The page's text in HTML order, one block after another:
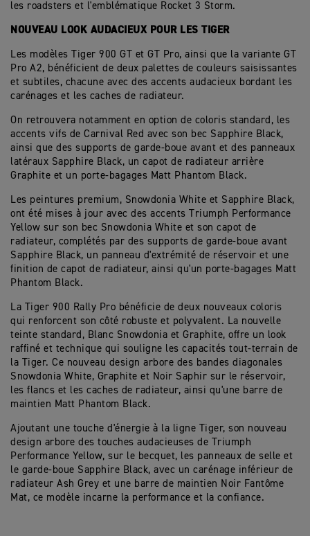
les roadsters et l'emblématique Rocket 3 Storm.
NOUVEAU LOOK AUDACIEUX POUR LES TIGER
Les modèles Tiger 900 GT et GT Pro, ainsi que la variante GT
Pro A2, bénéficient de deux palettes de couleurs saisissantes
et subtiles, chacune avec des accents audacieux bordant les
carénages et les caches de radiateur.
On retrouvera notamment en option de coloris standard, les
accents vifs de Carnival Red avec son bec Sapphire Black,
ainsi que des supports de garde-boue avant et des panneaux
latéraux Sapphire Black, un capot de radiateur arrière
Graphite et un porte-bagages Matt Phantom Black.
Les peintures premium, Snowdonia White et Sapphire Black,
ont été mises à jour avec des accents Triumph Performance
Yellow sur son bec Snowdonia White et son capot de
radiateur, complétés par des supports de garde-boue avant
Sapphire Black, un panneau d'extrémité de réservoir et une
finition de capot de radiateur, ainsi qu'un porte-bagages Matt
Phantom Black.
La Tiger 900 Rally Pro bénéficie de deux nouveaux coloris
qui renforcent son côté robuste et polyvalent. La nouvelle
teinte standard, Blanc Snowdonia et Graphite, offre un look
raffiné et technique qui souligne les capacités tout-terrain de
la Tiger. Ce nouveau design arbore des bandes diagonales
Snowdonia White, Graphite et Noir Saphir sur le réservoir,
les flancs et les caches de radiateur, ainsi qu'une barre de
maintien Matt Phantom Black.
Ajoutant une touche d'énergie à la ligne Tiger, son nouveau
design arbore des touches audacieuses de Triumph
Performance Yellow, sur le becquet, les panneaux de selle et
le garde-boue Sapphire Black, avec un carénage inférieur de
radiateur Ash Grey et une barre de maintien Noir Fantôme
Mat, ce modèle incarne la performance et la confiance.